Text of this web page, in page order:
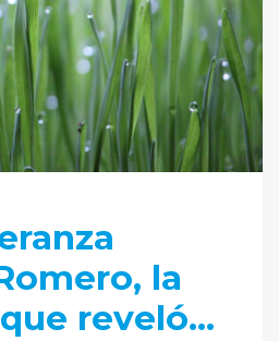
la
reveló...